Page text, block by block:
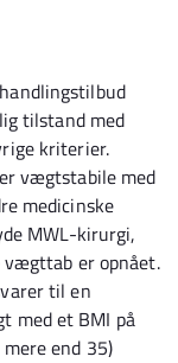
tilstand med
kriterier.
vægtstabile med
medicinske
MWL-kirurgi,
er opnået.
til en
med et BMI på
end 35)